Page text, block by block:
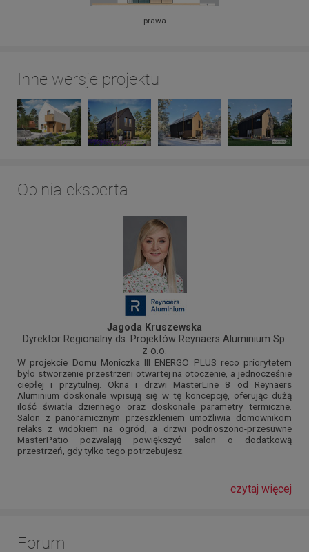
prawa
Inne wersje projektu
Opinia eksperta
Jagoda Kruszewska
Dyrektor Regionalny ds. Projektów Reynaers Aluminium Sp.
z o.o.
W projekcie Domu Moniczka III ENERGO PLUS reco priorytetem
było stworzenie przestrzeni otwartej na otoczenie, a jednocześnie
ciepłej i przytulnej. Okna i drzwi MasterLine 8 od Reynaers
Aluminium doskonale wpisują się w tę koncepcję, oferując dużą
ilość światła dziennego oraz doskonałe parametry termiczne.
Salon z panoramicznym przeszkleniem umożliwia domownikom
relaks z widokiem na ogród, a drzwi podnoszono-przesuwne
MasterPatio pozwalają powiększyć salon o dodatkową
przestrzeń, gdy tylko tego potrzebujesz.
czytaj więcej
Forum